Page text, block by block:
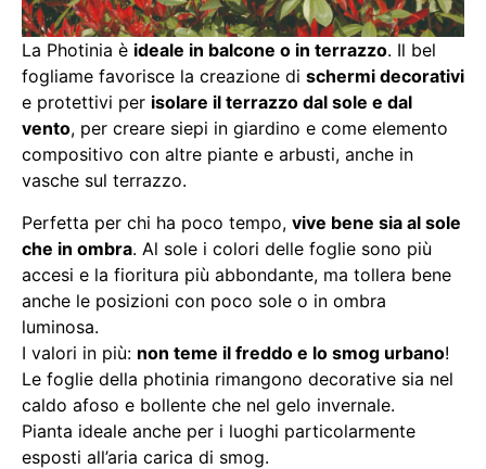
La Photinia è ideale in balcone o in terrazzo. Il bel
fogliame favorisce la creazione di schermi decorativi
e protettivi per isolare il terrazzo dal sole e dal
vento, per creare siepi in giardino e come elemento
compositivo con altre piante e arbusti, anche in
vasche sul terrazzo.
Perfetta per chi ha poco tempo, vive bene sia al sole
che in ombra. Al sole i colori delle foglie sono più
accesi e la fioritura più abbondante, ma tollera bene
anche le posizioni con poco sole o in ombra
luminosa.
I valori in più: non teme il freddo e lo smog urbano!
Le foglie della photinia rimangono decorative sia nel
caldo afoso e bollente che nel gelo invernale.
Pianta ideale anche per i luoghi particolarmente
esposti all’aria carica di smog.